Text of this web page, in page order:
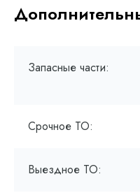
Запасные части:
Срочное ТО:
Выездное ТО: